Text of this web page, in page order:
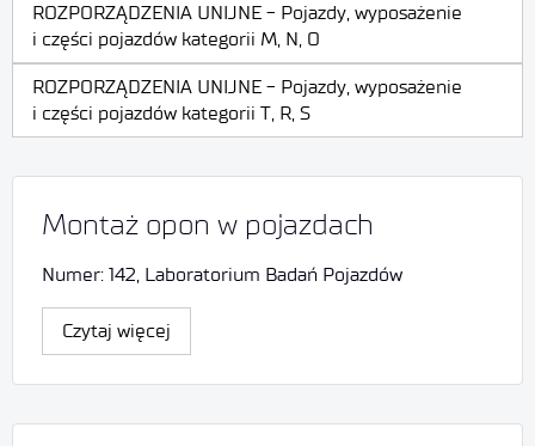
ROZPORZĄDZENIA UNIJNE - Pojazdy, wyposażenie
i części pojazdów kategorii M, N, O
ROZPORZĄDZENIA UNIJNE - Pojazdy, wyposażenie
i części pojazdów kategorii T, R, S
Montaż opon w pojazdach
Numer: 142, Laboratorium Badań Pojazdów
Czytaj więcej